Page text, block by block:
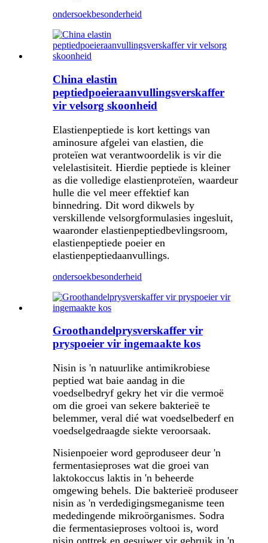
ondersoekbesonderheid
China elastin
peptiedpoeieraanvullingsverskaffer
vir velsorg skoonheid
Elastienpeptiede is kort kettings van
aminosure afgelei van elastien, die
proteïen wat verantwoordelik is vir die
velelastisiteit. Hierdie peptiede is kleiner
as die volledige elastienproteïen, waardeur
hulle die vel meer effektief kan
binnedring. Dit word dikwels by
verskillende velsorgformulasies ingesluit,
waaronder elastienpeptiedbevlingsroom,
elastienpeptiede poeier en
elastienpeptiedaanvullings.
ondersoekbesonderheid
Groothandelprysverskaffer vir
pryspoeier vir ingemaakte kos
Nisin is 'n natuurlike antimikrobiese
peptied wat baie aandag in die
voedselbedryf gekry het vir die vermoë
om die groei van sekere bakterieë te
belemmer, veral dié wat voedselbederf en
voedselgedraagde siekte veroorsaak.
Nisienpoeier word geproduseer deur 'n
fermentasieproses wat die groei van
laktokoccus laktis in 'n beheerde
omgewing behels. Die bakterieë produseer
nisin as 'n verdedigingsmeganisme teen
mededingende mikroörganismes. Sodra
die fermentasieproses voltooi is, word
nisin onttrek en gesuiwer vir gebruik in 'n